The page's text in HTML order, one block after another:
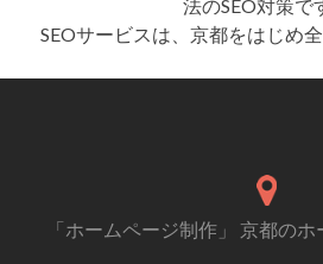
法のSEO対策で
SEOサービスは、京都をはじめ
「ホームページ制作」 京都の